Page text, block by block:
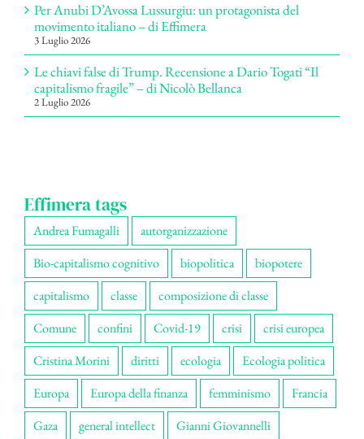
Per Anubi D’Avossa Lussurgiu: un protagonista del
movimento italiano – di Effimera
3 Luglio 2026
Le chiavi false di Trump. Recensione a Dario Togati “Il
capitalismo fragile” – di Nicolò Bellanca
2 Luglio 2026
Effimera tags
Andrea Fumagalli
autorganizzazione
Bio-capitalismo cognitivo
biopolitica
biopotere
capitalismo
classe
composizione di classe
Comune
confini Covid-19 crisi
crisi europea
Cristina Morini
diritti ecologia
Ecologia politica
Europa
Europa della finanza femminismo
Francia
Gaza
general intellect
Gianni Giovannelli